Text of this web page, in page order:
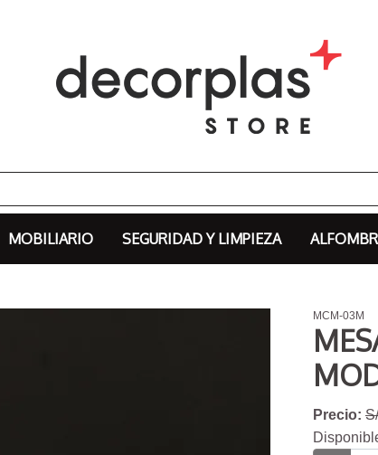
MOBILIARIO SEGURIDAD Y LIMPIEZA
MCM-03M
Precio: